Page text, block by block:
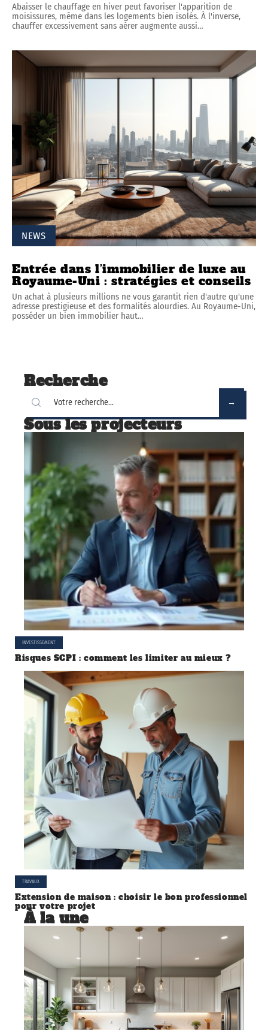
Abaisser le chauffage en hiver peut favoriser l'apparition de
moisissures, même dans les logements bien isolés. À l'inverse,
chauffer excessivement sans aérer augmente aussi…
NEWS
Entrée dans l’immobilier de luxe au
Royaume-Uni : stratégies et conseils
Un achat à plusieurs millions ne vous garantit rien d'autre qu'une
adresse prestigieuse et des formalités alourdies. Au Royaume-Uni,
posséder un bien immobilier haut…
Recherche
Sous les projecteurs
INVESTISSEMENT
Risques SCPI : comment les limiter au mieux ?
TRAVAUX
Extension de maison : choisir le bon professionnel
pour votre projet
À la une